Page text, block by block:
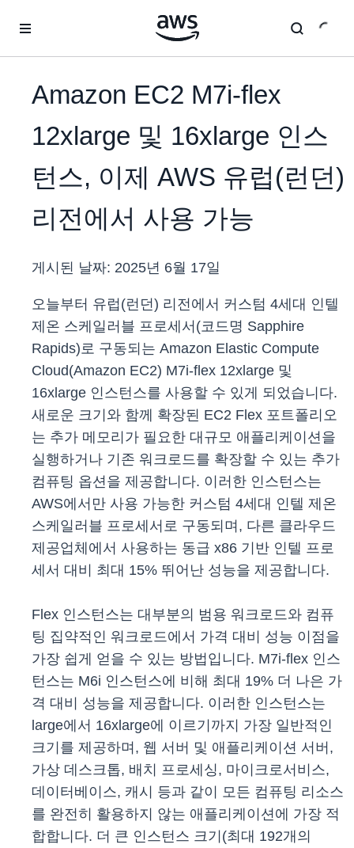
Amazon EC2 M7i-flex
12xlarge 및 16xlarge 인스
턴스, 이제 AWS 유럽(런던)
리전에서 사용 가능
게시된 날짜: 2025년 6월 17일
오늘부터 유럽(런던) 리전에서 커스텀 4세대 인텔
제온 스케일러블 프로세서(코드명 Sapphire
Rapids)로 구동되는 Amazon Elastic Compute
Cloud(Amazon EC2) M7i-flex 12xlarge 및
16xlarge 인스턴스를 사용할 수 있게 되었습니다.
새로운 크기와 함께 확장된 EC2 Flex 포트폴리오
는 추가 메모리가 필요한 대규모 애플리케이션을
실행하거나 기존 워크로드를 확장할 수 있는 추가
컴퓨팅 옵션을 제공합니다. 이러한 인스턴스는
AWS에서만 사용 가능한 커스텀 4세대 인텔 제온
스케일러블 프로세서로 구동되며, 다른 클라우드
제공업체에서 사용하는 동급 x86 기반 인텔 프로
세서 대비 최대 15% 뛰어난 성능을 제공합니다.
Flex 인스턴스는 대부분의 범용 워크로드와 컴퓨
팅 집약적인 워크로드에서 가격 대비 성능 이점을
가장 쉽게 얻을 수 있는 방법입니다. M7i-flex 인스
턴스는 M6i 인스턴스에 비해 최대 19% 더 나은 가
격 대비 성능을 제공합니다. 이러한 인스턴스는
large에서 16xlarge에 이르기까지 가장 일반적인
크기를 제공하며, 웹 서버 및 애플리케이션 서버,
가상 데스크톱, 배치 프로세싱, 마이크로서비스,
데이터베이스, 캐시 등과 같이 모든 컴퓨팅 리소스
를 완전히 활용하지 않는 애플리케이션에 가장 적
합합니다. 더 큰 인스턴스 크기(최대 192개의